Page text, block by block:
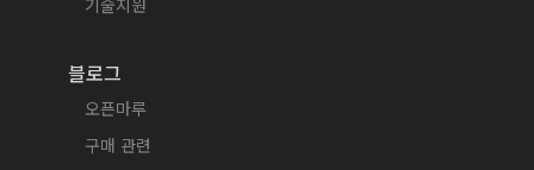
기술지원
블로그
오픈마루
구매 관련